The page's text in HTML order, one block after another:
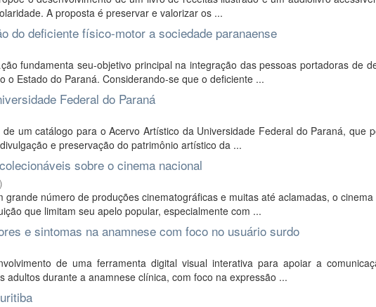
A proposta é preservar e valorizar os ...
do deficiente físico-motor a sociedade paranaense
fundamenta seu-objetivo principal na integração das pessoas portadoras de
o Estado do Paraná. Considerando-se que o deficiente ...
Federal do Paraná
um catálogo para o Acervo Artístico da Universidade Federal do Paraná, que
e preservação do patrimônio artístico da ...
sobre o cinema nacional
)
grande número de produções cinematográficas e muitas até aclamadas, o
que limitam seu apelo popular, especialmente com ...
e sintomas na anamnese com foco no usuário surdo
de uma ferramenta digital visual interativa para apoiar a
adultos durante a anamnese clínica, com foco na expressão ...